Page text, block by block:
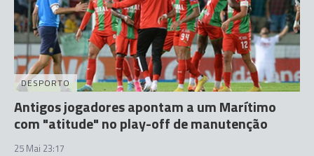
DESPORTO
Antigos jogadores apontam a um Marítimo
com "atitude" no play-off de manutenção
25 Mai 23:17